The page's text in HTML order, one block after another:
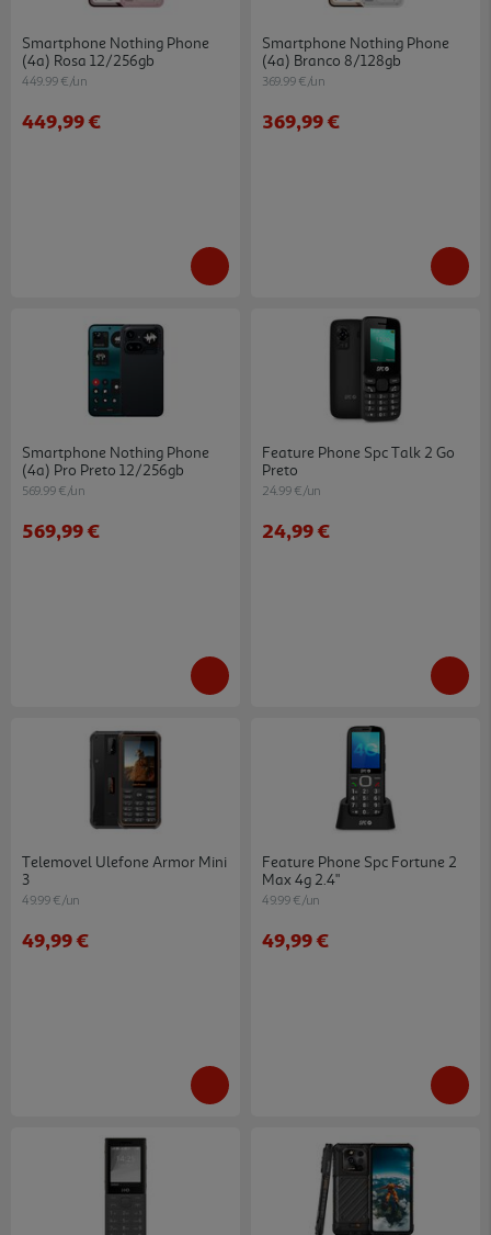
Smartphone Nothing Phone
(4a) Rosa 12/256gb
449.99 €/un
449,99 €
Smartphone Nothing Phone
(4a) Branco 8/128gb
369.99 €/un
369,99 €
Smartphone Nothing Phone
(4a) Pro Preto 12/256gb
569.99 €/un
569,99 €
Feature Phone Spc Talk 2 Go
Preto
24.99 €/un
24,99 €
Telemovel Ulefone Armor Mini
3
49.99 €/un
49,99 €
Feature Phone Spc Fortune 2
Max 4g 2.4"
49.99 €/un
49,99 €